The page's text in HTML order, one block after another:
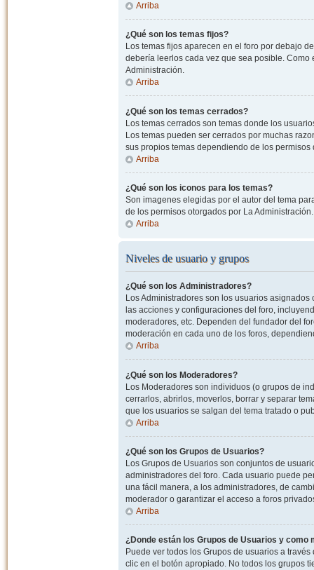
Arriba
¿Qué son los temas fijos?
Los temas fijos aparecen en el foro por debajo
debería leerlos cada vez que sea posible.
Administración.
Arriba
¿Qué son los temas cerrados?
Los temas cerrados son temas donde los
Los temas pueden ser cerrados por muchas
sus propios temas dependiendo de los
Arriba
¿Qué son los iconos para los temas?
Son imagenes elegidas por el autor del tema
de los permisos otorgados por La Administración.
Arriba
Niveles de usuario y grupos
¿Qué son los Administradores?
Los Administradores son los usuarios
las acciones y configuraciones del foro,
moderadores, etc. Dependen del fundador del
moderación en cada uno de los foros,
Arriba
¿Qué son los Moderadores?
Los Moderadores son individuos (o grupos de
cerrarlos, abrirlos, moverlos, borrar y separar
que los usuarios se salgan del tema tratado o
Arriba
¿Qué son los Grupos de Usuarios?
Los Grupos de Usuarios son conjuntos de
administradores del foro. Cada usuario puede
una fácil manera, a los administradores, de
moderador o garantizar el acceso a foros
Arriba
¿Donde están los Grupos de Usuarios y como
Puede ver todos los Grupos de usuarios a
clic en el botón apropiado. No todos los grupos